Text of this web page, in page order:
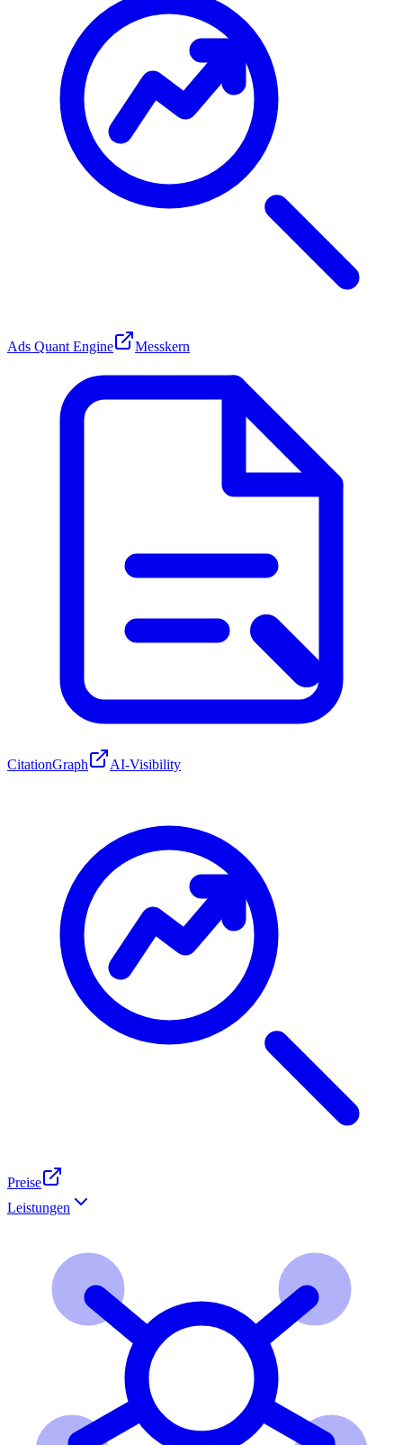
Ads Quant Engine Messkern
CitationGraph AI-Visibility
Preise
Leistungen